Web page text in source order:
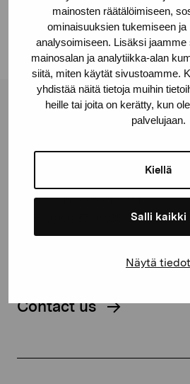
mainosten räätälöimiseen,
ominaisuuksien tukemiseen
analysoimiseen. Lisäksi jaamme
mainosalan ja analytiikka-alan
siitä, miten käytät sivustoamme.
yhdistää näitä tietoja muihin
heille tai joita on kerätty, kun
palvelujaan.
Kiellä
Salli kaikki
Näytä tiedot
Pro Artibus
proartibus@proartibus.fi
Contact us